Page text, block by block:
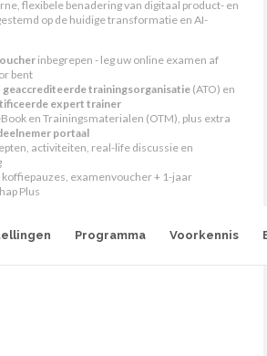
flexibele benadering van digitaal product- en
op de huidige transformatie en AI-
inbegrepen - leg uw online examen af
bent
geaccrediteerde trainingsorganisatie (ATO) en
expert trainer
en Trainingsmaterialen (OTM), plus extra
portaal
activiteiten, real-life discussie en
koffiepauzes, examenvoucher + 1-jaar
Plus
Programma Voorkennis